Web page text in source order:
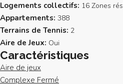
Logements collectifs: 16 Zones
Appartements: 388
Terrains de Tennis: 2
Aire de Jeux: Oui
Caractéristiques
Aire de jeux
Complexe Fermé